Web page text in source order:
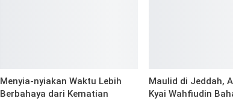
Menyia-nyiakan Waktu Lebih
Berbahaya dari Kematian
Maulid di Jeddah,
Kyai Wahfiudin